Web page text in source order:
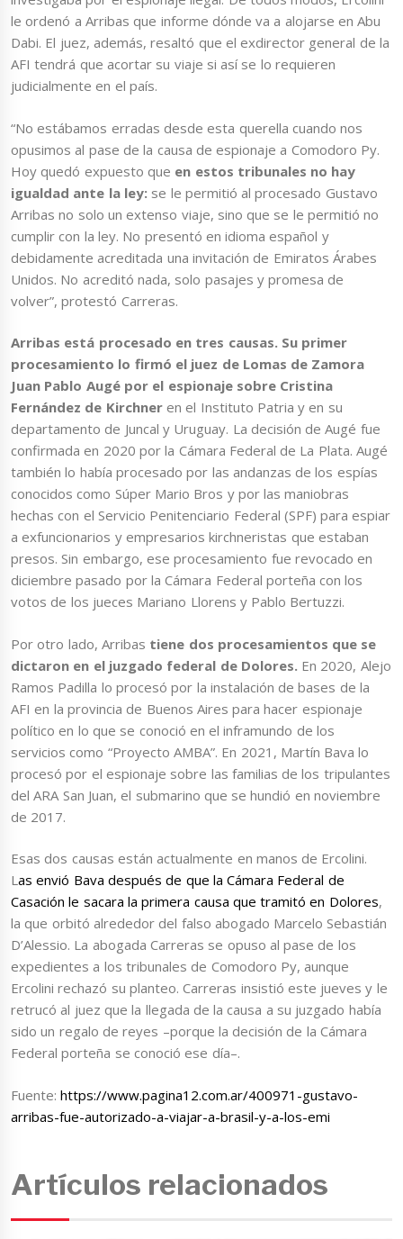
le ordenó a Arribas que informe dónde va a alojarse en Abu
Dabi. El juez, además, resaltó que el exdirector general de la
AFI tendrá que acortar su viaje si así se lo requieren
judicialmente en el país.
“No estábamos erradas desde esta querella cuando nos
opusimos al pase de la causa de espionaje a Comodoro Py.
Hoy quedó expuesto que en estos tribunales no hay
igualdad ante la ley: se le permitió al procesado Gustavo
Arribas no solo un extenso viaje, sino que se le permitió no
cumplir con la ley. No presentó en idioma español y
debidamente acreditada una invitación de Emiratos Árabes
Unidos. No acreditó nada, solo pasajes y promesa de
volver”, protestó Carreras.
Arribas está procesado en tres causas. Su primer
procesamiento lo firmó el juez de Lomas de Zamora
Juan Pablo Augé por el espionaje sobre Cristina
Fernández de Kirchner en el Instituto Patria y en su
departamento de Juncal y Uruguay. La decisión de Augé fue
confirmada en 2020 por la Cámara Federal de La Plata. Augé
también lo había procesado por las andanzas de los espías
conocidos como Súper Mario Bros y por las maniobras
hechas con el Servicio Penitenciario Federal (SPF) para espiar
a exfuncionarios y empresarios kirchneristas que estaban
presos. Sin embargo, ese procesamiento fue revocado en
diciembre pasado por la Cámara Federal porteña con los
votos de los jueces Mariano Llorens y Pablo Bertuzzi.
Por otro lado, Arribas tiene dos procesamientos que se
dictaron en el juzgado federal de Dolores. En 2020, Alejo
Ramos Padilla lo procesó por la instalación de bases de la
AFI en la provincia de Buenos Aires para hacer espionaje
político en lo que se conoció en el inframundo de los
servicios como “Proyecto AMBA”. En 2021, Martín Bava lo
procesó por el espionaje sobre las familias de los tripulantes
del ARA San Juan, el submarino que se hundió en noviembre
de 2017.
Esas dos causas están actualmente en manos de Ercolini.
Las envió Bava después de que la Cámara Federal de
Casación le sacara la primera causa que tramitó en Dolores,
la que orbitó alrededor del falso abogado Marcelo Sebastián
D’Alessio. La abogada Carreras se opuso al pase de los
expedientes a los tribunales de Comodoro Py, aunque
Ercolini rechazó su planteo. Carreras insistió este jueves y le
retrucó al juez que la llegada de la causa a su juzgado había
sido un regalo de reyes –porque la decisión de la Cámara
Federal porteña se conoció ese día–.
Fuente:https://www.pagina12.com.ar/400971-gustavo-
arribas-fue-autorizado-a-viajar-a-brasil-y-a-los-emi
Artículos relacionados